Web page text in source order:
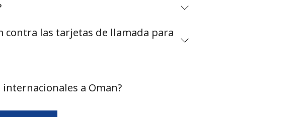
contra las tarjetas de llamada para
a Oman?